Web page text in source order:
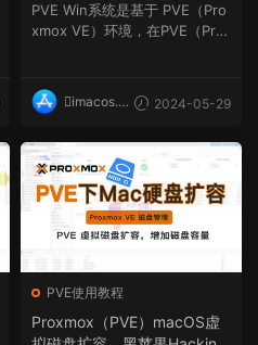
PVE Win系统是基于 PVE（Pro
xmox VE）环境，在PVE（Pro
imacos.t
2024-05-29
PVE使用教程
Proxmox（PVE）macOS虚